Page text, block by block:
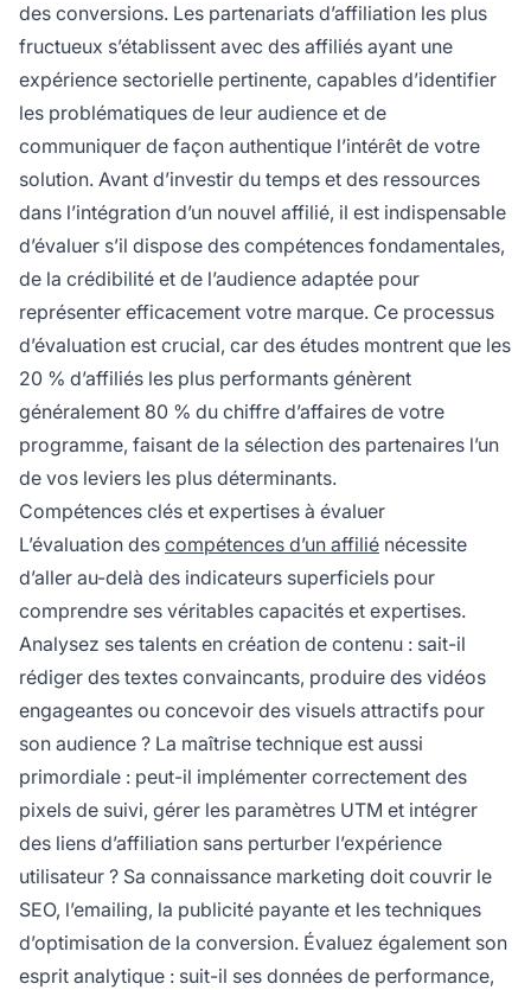
des conversions. Les partenariats d’affiliation les plus
fructueux s’établissent avec des affiliés ayant une
expérience sectorielle pertinente, capables d’identifier
les problématiques de leur audience et de
communiquer de façon authentique l’intérêt de votre
solution. Avant d’investir du temps et des ressources
dans l’intégration d’un nouvel affilié, il est indispensable
d’évaluer s’il dispose des compétences fondamentales,
de la crédibilité et de l’audience adaptée pour
représenter efficacement votre marque. Ce processus
d’évaluation est crucial, car des études montrent que les
20 % d’affiliés les plus performants génèrent
généralement 80 % du chiffre d’affaires de votre
programme, faisant de la sélection des partenaires l’un
de vos leviers les plus déterminants.
Compétences clés et expertises à évaluer
L’évaluation des compétences d’un affilié nécessite
d’aller au-delà des indicateurs superficiels pour
comprendre ses véritables capacités et expertises.
Analysez ses talents en création de contenu : sait-il
rédiger des textes convaincants, produire des vidéos
engageantes ou concevoir des visuels attractifs pour
son audience ? La maîtrise technique est aussi
primordiale : peut-il implémenter correctement des
pixels de suivi, gérer les paramètres UTM et intégrer
des liens d’affiliation sans perturber l’expérience
utilisateur ? Sa connaissance marketing doit couvrir le
SEO, l’emailing, la publicité payante et les techniques
d’optimisation de la conversion. Évaluez également son
esprit analytique : suit-il ses données de performance,